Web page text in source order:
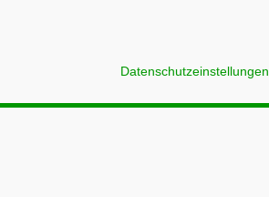
Datenschutzeinstellungen